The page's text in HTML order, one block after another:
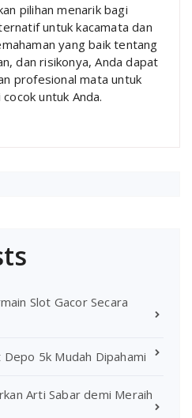
pilihan menarik bagi
untuk kacamata dan
yang baik tentang
dan risikonya, Anda dapat
profesional mata untuk
untuk Anda.
Slot Gacor Secara
5k Mudah Dipahami
Arti Sabar demi Meraih